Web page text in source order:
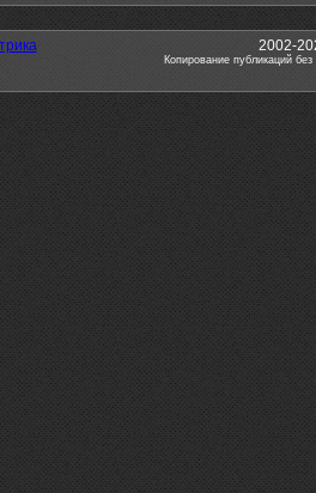
2002-
Копирование публикаций